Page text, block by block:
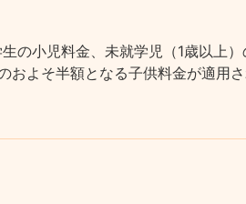
の小児料金、未就学児（1歳以上）
およそ半額となる子供料金が適用